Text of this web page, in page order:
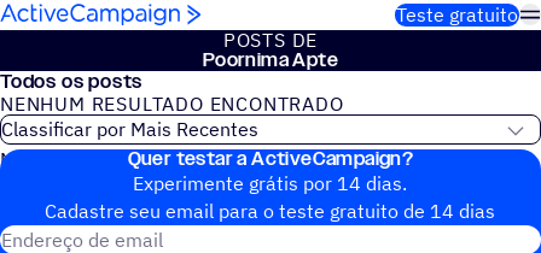
Pular para o conteúdo
Teste gratuito
POSTS DE
Poornima Apte
Todos os posts
NENHUM RESULTADO ENCONTRADO
Nenhum post do blog encontrado
Quer testar a ActiveCampaign?
Experimente grátis por 14 dias.
Cadastre seu email para o teste gratuito de 14 dias